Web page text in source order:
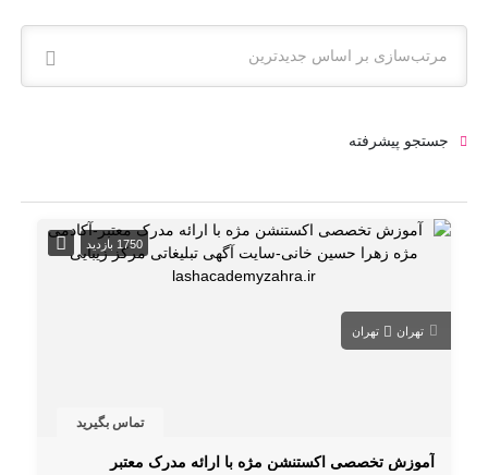
مرتب‌سازی بر اساس جدیدترین
جستجو پیشرفته
1750 بازدید
تهران تهران
تماس بگیرید
آموزش تخصصی اکستنشن مژه با ارائه مدرک معتبر